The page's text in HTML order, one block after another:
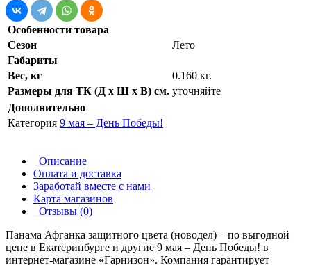
Особенности товара
Сезон
Лето
Габариты
Вес, кг
0.160 кг.
Размеры для ТК (Д х Ш х В) см. уточняйте
Дополнительно
Категория 9 мая – День Победы!
Описание
Оплата и доставка
Заработай вместе с нами
Карта магазинов
Отзывы (0)
Панама Афганка защитного цвета (новодел) – по выгодной
цене в Екатеринбурге и другие 9 мая – День Победы! в
интернет-магазине «Гарнизон». Компания гарантирует